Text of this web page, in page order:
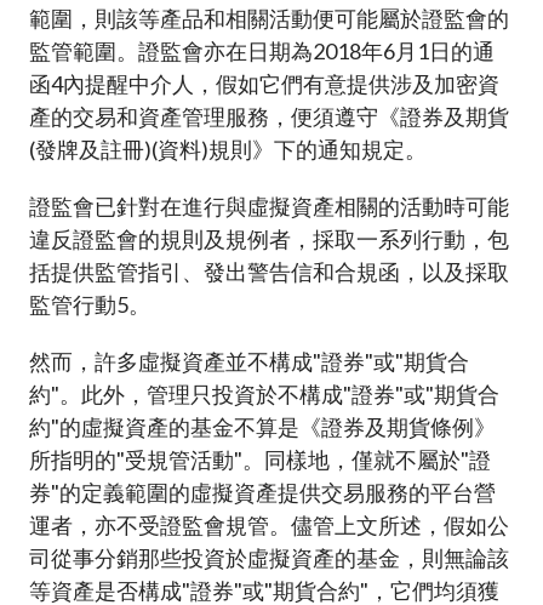
範圍，則該等產品和相關活動便可能屬於證監會的
監管範圍。證監會亦在日期為2018年6月1日的通
函4內提醒中介人，假如它們有意提供涉及加密資
產的交易和資產管理服務，便須遵守《證券及期貨
(發牌及註冊)(資料)規則》下的通知規定。
證監會已針對在進行與虛擬資產相關的活動時可能
違反證監會的規則及規例者，採取一系列行動，包
括提供監管指引、發出警告信和合規函，以及採取
監管行動5。
然而，許多虛擬資產並不構成"證券"或"期貨合
約"。此外，管理只投資於不構成"證券"或"期貨合
約"的虛擬資產的基金不算是《證券及期貨條例》
所指明的"受規管活動"。同樣地，僅就不屬於"證
券"的定義範圍的虛擬資產提供交易服務的平台營
運者，亦不受證監會規管。儘管上文所述，假如公
司從事分銷那些投資於虛擬資產的基金，則無論該
等資產是否構成"證券"或"期貨合約"，它們均須獲